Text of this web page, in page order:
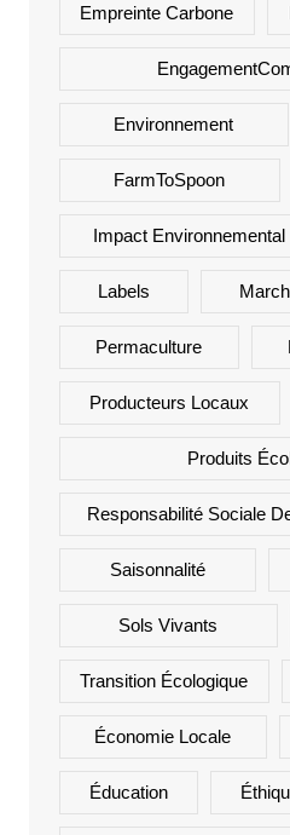
Empreinte Carbone
Environnement
FarmToSpoon
Impact Environnemental
Labels
Permaculture
Producteurs Locaux
Produits
Responsabilité Sociale
Saisonnalité
Sols Vivants
Transition Écologique
Économie Locale
Éducation